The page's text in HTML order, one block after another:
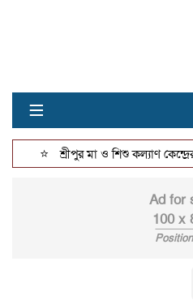
≡
শ্রীপুর মা ও শিশু কল্যাণ কেন্দ্রের
Ad for
100 x